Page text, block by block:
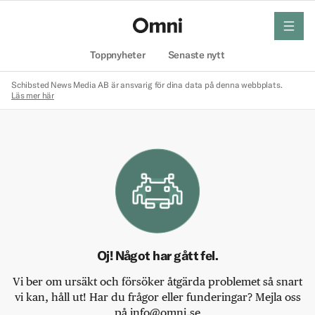
Toppnyheter Senaste nytt
meny
Schibsted News Media AB är ansvarig för dina data på denna webbplats.
Läs mer här
Oj! Något har gått fel.
Vi ber om ursäkt och försöker åtgärda problemet så snart
vi kan, håll ut! Har du frågor eller funderingar? Mejla oss